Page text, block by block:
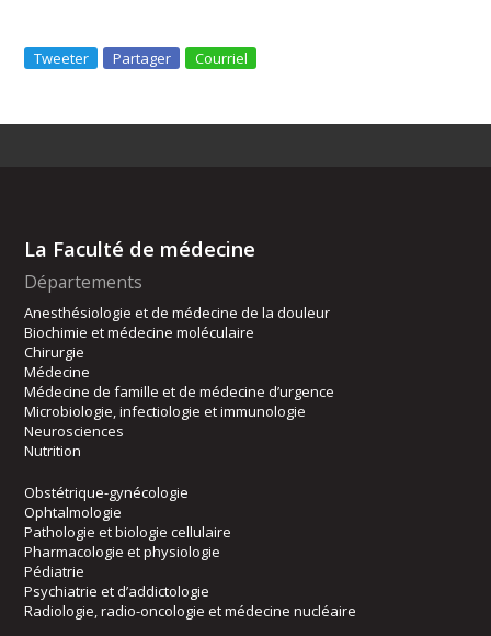
Tweeter Partager Courriel
La Faculté de médecine
Départements
Anesthésiologie et de médecine de la douleur
Biochimie et médecine moléculaire
Chirurgie
Médecine
Médecine de famille et de médecine d’urgence
Microbiologie, infectiologie et immunologie
Neurosciences
Nutrition
Obstétrique-gynécologie
Ophtalmologie
Pathologie et biologie cellulaire
Pharmacologie et physiologie
Pédiatrie
Psychiatrie et d’addictologie
Radiologie, radio-oncologie et médecine nucléaire